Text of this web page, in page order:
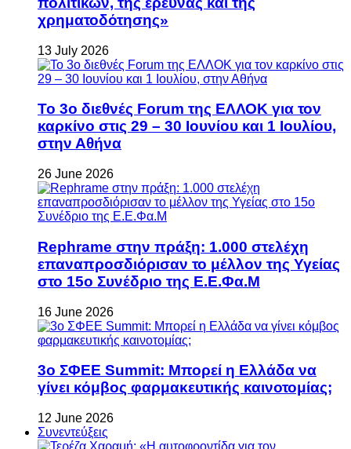
χρηματοδότησης»
13 July 2026
Το 3ο διεθνές Forum της ΕΛΛΟΚ για τον
καρκίνο στις 29 – 30 Ιουνίου και 1 Ιουλίου,
στην Αθήνα
26 June 2026
Rephrame στην πράξη: 1.000 στελέχη
επαναπροσδιόρισαν το μέλλον της Υγείας
στο 15ο Συνέδριο της Ε.Ε.Φα.Μ
16 June 2026
3ο ΣΦΕΕ Summit: Μπορεί η Ελλάδα να
γίνει κόμβος φαρμακευτικής καινοτομίας;
12 June 2026
Συνεντεύξεις